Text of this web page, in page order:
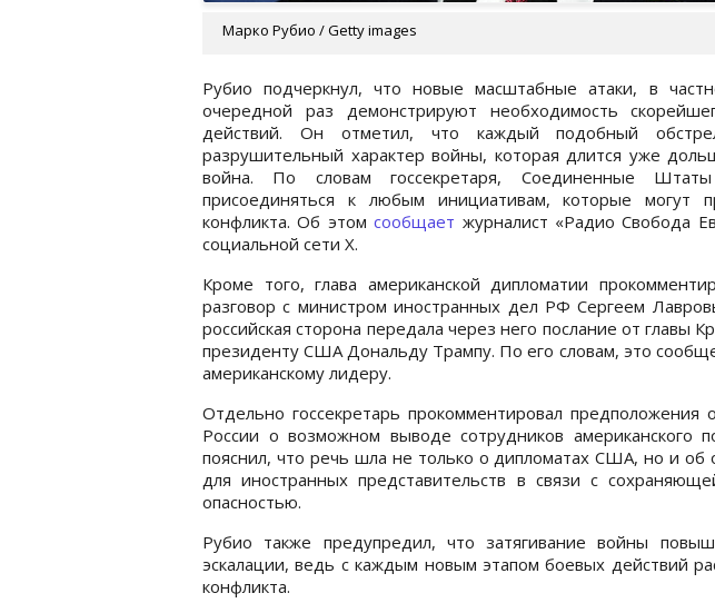
Марко Рубио / Getty images
Рубио подчеркнул, что новые масштабные атаки, в
очередной раз демонстрируют необходимость
действий. Он отметил, что каждый подобный
разрушительный характер войны, которая длится уже
война. По словам госсекретаря, Соединенные
присоединяться к любым инициативам, которые могут
конфликта. Об этомсообщает журналист «Радио Свобода
социальной сети Х.
Кроме того, глава американской дипломатии
разговор с министром иностранных дел РФ Сергеем
российская сторона передала через него послание от главы
президенту США Дональду Трампу. По его словам, это
американскому лидеру.
Отдельно госсекретарь прокомментировал предположения
России о возможном выводе сотрудников американского
пояснил, что речь шла не только о дипломатах США, но и
для иностранных представительств в связи с
опасностью.
Рубио также предупредил, что затягивание войны
эскалации, ведь с каждым новым этапом боевых действий
конфликта.